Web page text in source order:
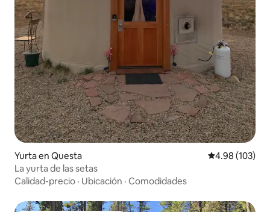
Yurta en Questa Calificación
4.98 (103)
La yurta de las setas
Calidad-precio · Ubicación · Comodidades